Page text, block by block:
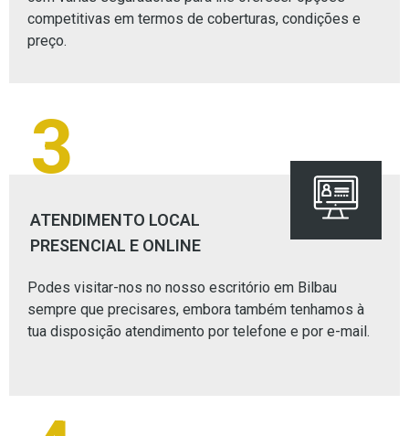
competitivas em termos de coberturas, condições e
preço.
3
ATENDIMENTO LOCAL
PRESENCIAL E ONLINE
Podes visitar-nos no nosso escritório em Bilbau
sempre que precisares, embora também tenhamos à
tua disposição atendimento por telefone e por e-mail.